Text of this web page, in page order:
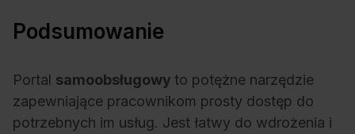
Podsumowanie
Portal samoobsługowy to potężne narzędzie
zapewniające pracownikom prosty dostęp do
potrzebnych im usług. Jest łatwy do wdrożenia i